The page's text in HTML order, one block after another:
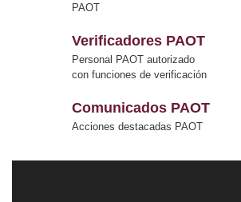
PAOT
Verificadores PAOT
Personal PAOT autorizado
con funciones de verificación
Comunicados PAOT
Acciones destacadas PAOT